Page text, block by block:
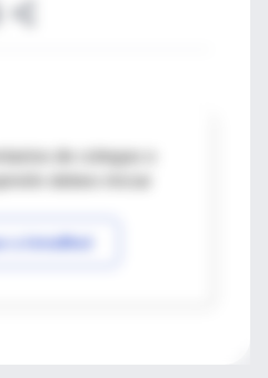
de colegas o
a IntraMed